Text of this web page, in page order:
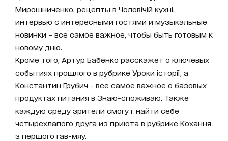
Мирошниченко, рецепты в Чоловічій кухні,
интервью с интересными гостями и музыкальные
новинки – все самое важное, чтобы быть готовым к
новому дню.
Кроме того, Артур Бабенко расскажет о ключевых
событиях прошлого в рубрике Уроки історії, а
Константин Грубич - все самое важное о базовых
продуктах питания в Знаю-споживаю. Также
каждую среду зрители смогут найти себе
четырехлапого друга из приюта в рубрике Кохання
з першого гав-мяу.